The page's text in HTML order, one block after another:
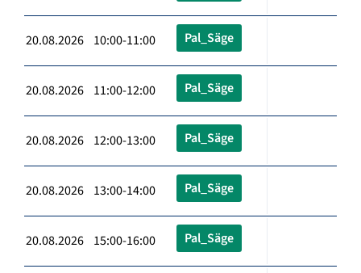
20.08.2026 10:00-11:00 Pal_Säge
20.08.2026 11:00-12:00 Pal_Säge
20.08.2026 12:00-13:00 Pal_Säge
20.08.2026 13:00-14:00 Pal_Säge
20.08.2026 15:00-16:00 Pal_Säge